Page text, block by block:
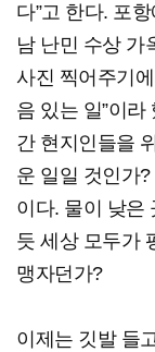
다”고 한다. 포
남 난민 수상 가
사진 찍어주기
음 있는 일”이라
간 현지인들을
운 일일 것인가
이다. 물이 낮은
듯 세상 모두가
맹자던가?
이제는 깃발 들